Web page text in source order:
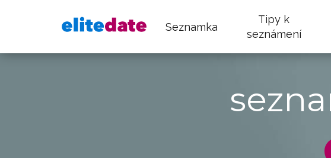
Seznamka
Tipy k
seznámení